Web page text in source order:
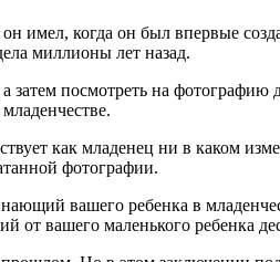
имел, когда он был впервые
миллионы лет назад.
затем посмотреть на
как младенец ни в каком
фотографии.
вашего ребенка в
вашего маленького ребенка